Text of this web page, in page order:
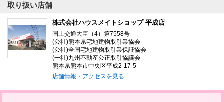
取り扱い店舗
株式会社ハウスメイトショップ 平成店
国土交通大臣（4）第7558号
(公社)熊本県宅地建物取引業協会
(公社)全国宅地建物取引業保証協会
(一社)九州不動産公正取引協議会
熊本県熊本市中央区平成2-17-5
店舗情報・アクセスを見る